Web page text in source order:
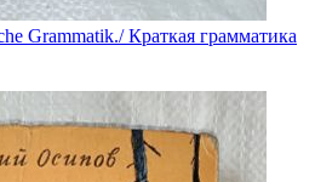
Grammatik./ Краткая грамматика